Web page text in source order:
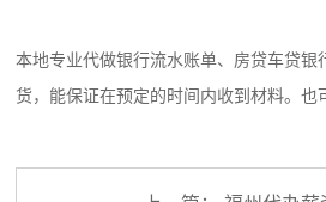
本地专业代做银行流水账单、房贷车贷
货，能保证在预定的时间内收到材料。也